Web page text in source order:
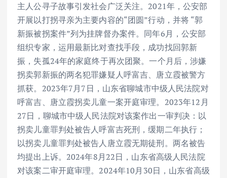
主人公寻子故事引发社会广泛关注。2021年，公安部
开展以打拐寻亲为主要内容的“团圆”行动，并将 “郭
新振被拐案件”列为挂牌督办案件。同年6月，公安部
组织专家，运用最新比对查找手段，成功找回郭新
振，失孤24年的家庭终于再次团聚。一个月后，涉嫌
拐卖郭新振的两名犯罪嫌疑人呼富吉、唐立霞被警方
抓获。2023年7月7日，山东省聊城市中级人民法院对
呼富吉、唐立霞拐卖儿童一案开庭审理。2023年12月
27日，聊城市中级人民法院对该案作出一审判决：以
拐卖儿童罪判处被告人呼富吉死刑，缓期二年执行；
以拐卖儿童罪判处被告人唐立霞无期徒刑。两名被告
均提出上诉。2024年8月22日，山东省高级人民法院
对该案二审开庭审理。2024年10月30日，山东省高级